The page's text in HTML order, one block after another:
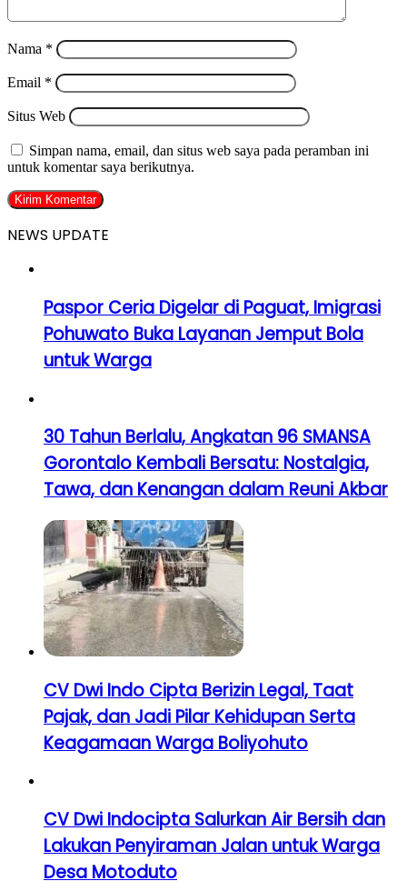
Nama *
Email *
Situs Web
Simpan nama, email, dan situs web saya pada peramban ini
untuk komentar saya berikutnya.
NEWS UPDATE
Paspor Ceria Digelar di Paguat, Imigrasi
Pohuwato Buka Layanan Jemput Bola
untuk Warga
30 Tahun Berlalu, Angkatan 96 SMANSA
Gorontalo Kembali Bersatu: Nostalgia,
Tawa, dan Kenangan dalam Reuni Akbar
CV Dwi Indo Cipta Berizin Legal, Taat
Pajak, dan Jadi Pilar Kehidupan Serta
Keagamaan Warga Boliyohuto
CV Dwi Indocipta Salurkan Air Bersih dan
Lakukan Penyiraman Jalan untuk Warga
Desa Motoduto